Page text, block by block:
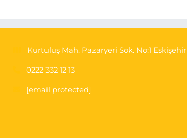
Kurtuluş Mah. Pazaryeri Sok. No:1 Eskişehir
0222 332 12 13
[email protected]